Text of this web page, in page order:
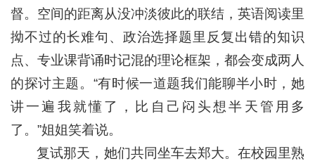
督。空间的距离从没冲淡彼此的联结，英语阅读里
拗不过的长难句、政治选择题里反复出错的知识
点、专业课背诵时记混的理论框架，都会变成两人
的探讨主题。“有时候一道题我们能聊半小时，她
讲一遍我就懂了，比自己闷头想半天管用多
了。”姐姐笑着说。
复试那天，她们共同坐车去郑大。在校园里熟